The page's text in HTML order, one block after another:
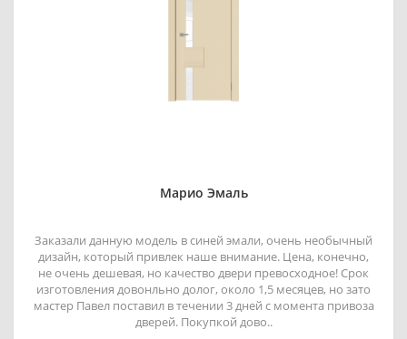
Марио Эмаль
Заказали данную модель в синей эмали, очень необычный
дизайн, который привлек наше внимание. Цена, конечно,
не очень дешевая, но качество двери превосходное! Срок
изготовления довонльно долог, около 1,5 месяцев, но зато
мастер Павел поставил в течении 3 дней с момента привоза
дверей. Покупкой дово..